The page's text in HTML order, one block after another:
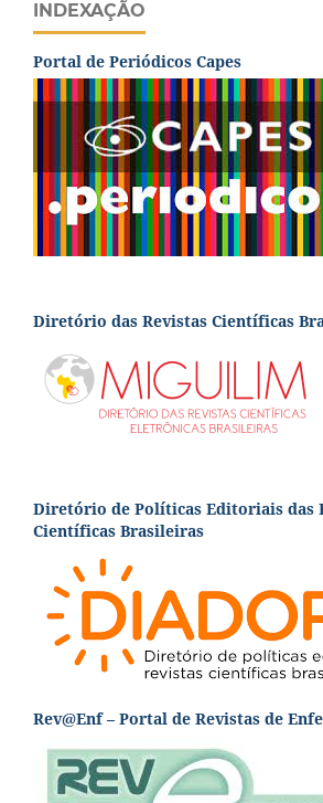
INDEXAÇÃO
Portal de Periódicos Capes
Diretório das Revistas Científicas
Diretório de Políticas Editoriais das
Científicas Brasileiras
Rev@Enf – Portal de Revistas de